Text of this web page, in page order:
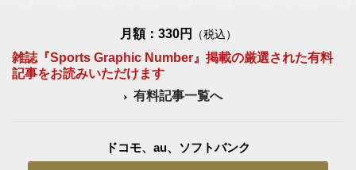
月額：330円 （税込）
雑誌『Sports Graphic Number』掲載の厳選された有料
記事をお読みいただけます
有料記事一覧へ
ドコモ、au、ソフトバンク